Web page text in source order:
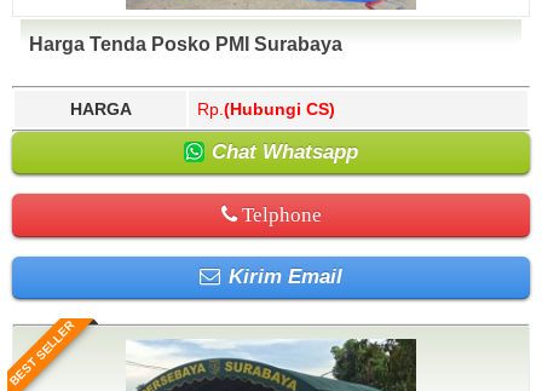
Harga Tenda Posko PMI Surabaya
HARGA Rp. (Hubungi CS)
Chat Whatsapp
Telphone
Kirim Email
BEST SELLER